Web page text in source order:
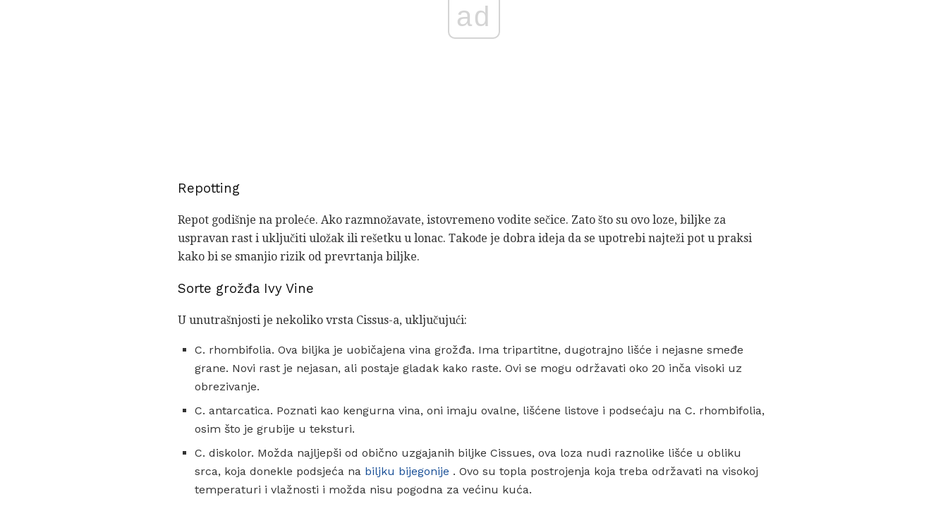
ad
Repotting
Repot godišnje na proleće. Ako razmnožavate, istovremeno vodite sečice. Zato što su ovo loze, biljke za
uspravan rast i uključiti uložak ili rešetku u lonac. Takođe je dobra ideja da se upotrebi najteži pot u praksi
kako bi se smanjio rizik od prevrtanja biljke.
Sorte grožđa Ivy Vine
U unutrašnjosti je nekoliko vrsta Cissus-a, uključujući:
C. rhombifolia. Ova biljka je uobičajena vina grožđa. Ima tripartitne, dugotrajno lišće i nejasne smeđe
grane. Novi rast je nejasan, ali postaje gladak kako raste. Ovi se mogu održavati oko 20 inča visoki uz
obrezivanje.
C. antarcatica. Poznati kao kengurna vina, oni imaju ovalne, lišćene listove i podsećaju na C. rhombifolia,
osim što je grubije u teksturi.
C. diskolor. Možda najljepši od obično uzgajanih biljke Cissues, ova loza nudi raznolike lišće u obliku
srca, koja donekle podsjeća na biljku bijegonije . Ovo su topla postrojenja koja treba održavati na visokoj
temperaturi i vlažnosti i možda nisu pogodna za većinu kuća.